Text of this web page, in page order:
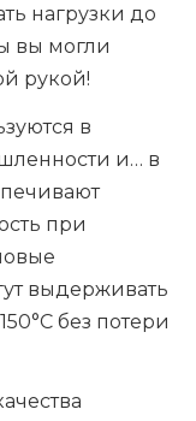
нагрузки до
вы могли
рукой!
в
и… в
при
выдерживать
без потери